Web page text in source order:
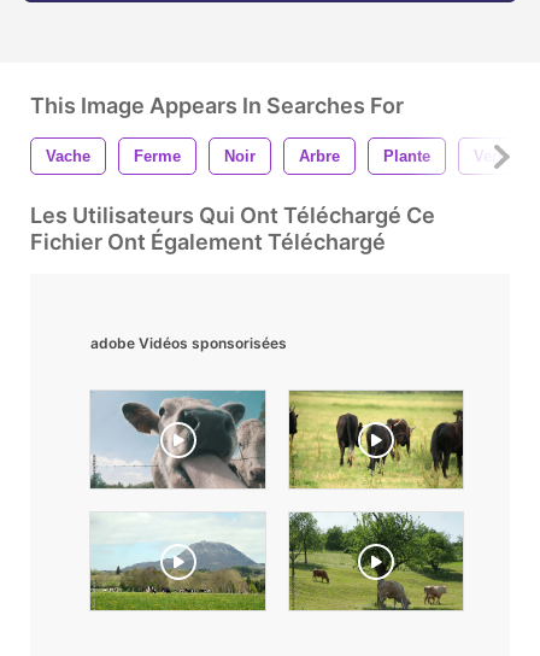
This Image Appears In Searches For
Vache Ferme Noir Arbre Plante Vert
Les Utilisateurs Qui Ont Téléchargé Ce
Fichier Ont Également Téléchargé
adobe Vidéos sponsorisées